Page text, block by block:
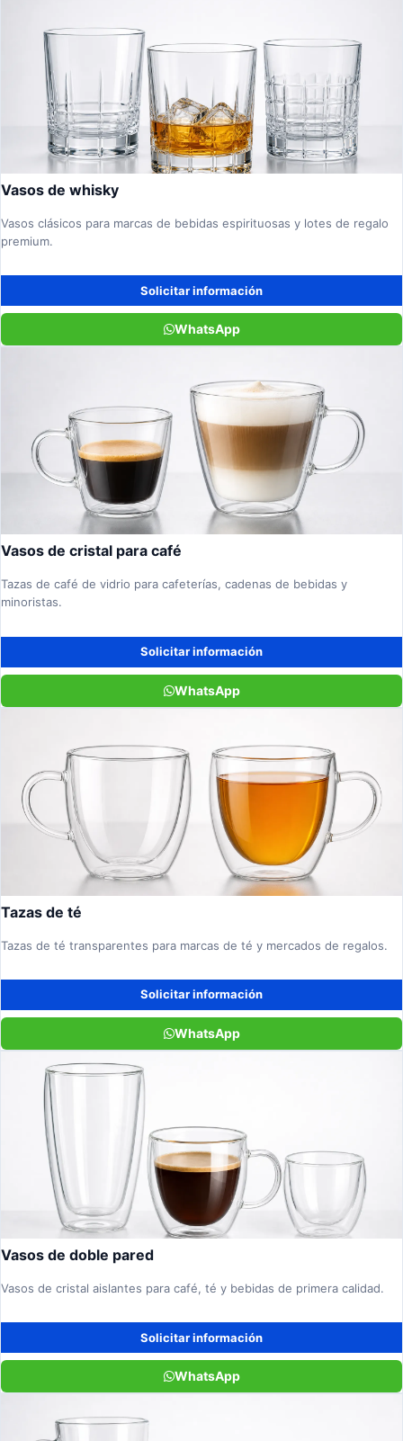
Vasos de whisky
Vasos clásicos para marcas de bebidas espirituosas y lotes de regalo
premium.
Solicitar información
WhatsApp
Vasos de cristal para café
Tazas de café de vidrio para cafeterías, cadenas de bebidas y
minoristas.
Solicitar información
WhatsApp
Tazas de té
Tazas de té transparentes para marcas de té y mercados de regalos.
Solicitar información
WhatsApp
Vasos de doble pared
Vasos de cristal aislantes para café, té y bebidas de primera calidad.
Solicitar información
WhatsApp